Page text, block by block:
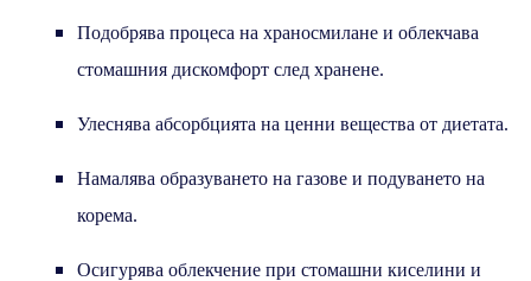
Подобрява процеса на храносмилане и облекчава
стомашния дискомфорт след хранене.
Улеснява абсорбцията на ценни вещества от диетата.
Намалява образуването на газове и подуването на
корема.
Осигурява облекчение при стомашни киселини и